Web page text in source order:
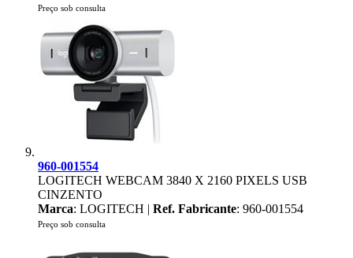
Preço sob consulta
960-001554
LOGITECH WEBCAM 3840 X 2160 PIXELS USB
CINZENTO
Marca: LOGITECH | Ref. Fabricante: 960-001554
Preço sob consulta